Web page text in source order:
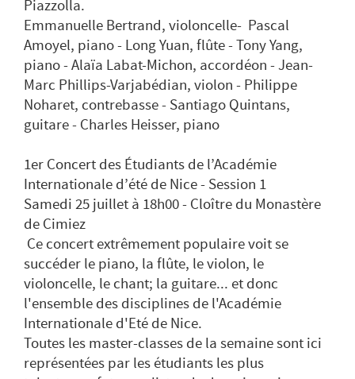
Piazzolla.
Emmanuelle Bertrand, violoncelle- Pascal
Amoyel, piano - Long Yuan, flûte - Tony Yang,
piano - Alaïa Labat-Michon, accordéon - Jean-
Marc Phillips-Varjabédian, violon - Philippe
Noharet, contrebasse - Santiago Quintans,
guitare - Charles Heisser, piano
1er Concert des Étudiants de l’Académie
Internationale d’été de Nice - Session 1
Samedi 25 juillet à 18h00 - Cloître du Monastère
de Cimiez
Ce concert extrêmement populaire voit se
succéder le piano, la flûte, le violon, le
violoncelle, le chant; la guitare... et donc
l'ensemble des disciplines de l'Académie
Internationale d'Eté de Nice.
Toutes les master-classes de la semaine sont ici
représentées par les étudiants les plus